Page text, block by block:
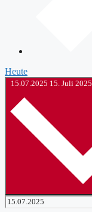
Heute
15.07.2025 15. Juli 2025